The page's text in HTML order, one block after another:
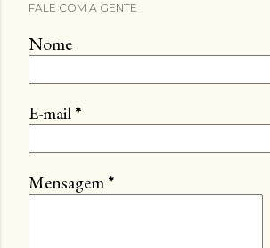
FALE COM A GENTE
Nome
E-mail*
Mensagem*